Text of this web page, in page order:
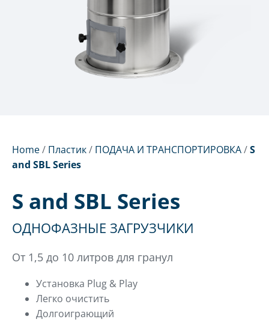
Home/ Пластик/ ПОДАЧА И ТРАНСПОРТИРОВКА/S
and SBL Series
S and SBL Series
ОДНОФАЗНЫЕ ЗАГРУЗЧИКИ
От 1,5 до 10 литров для гранул
Установка Plug & Play
Легко очистить
Долгоиграющий